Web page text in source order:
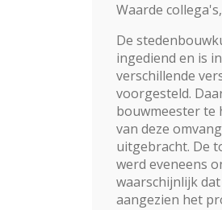
Waarde collega's,
De
ingediend en is
verschillende
voorgesteld.
bouwmeester te
van deze
uitgebracht. De
werd eveneens
waarschijnlijk
aangezien het